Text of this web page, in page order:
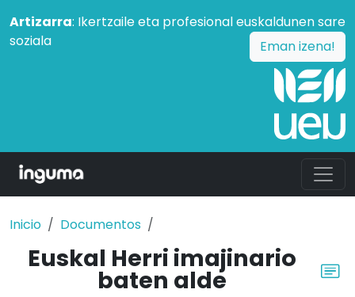
Artizarra: Ikertzaile eta profesional euskaldunen sare
soziala
Eman izena!
Inicio Documentos
Euskal Herri imajinario
baten alde